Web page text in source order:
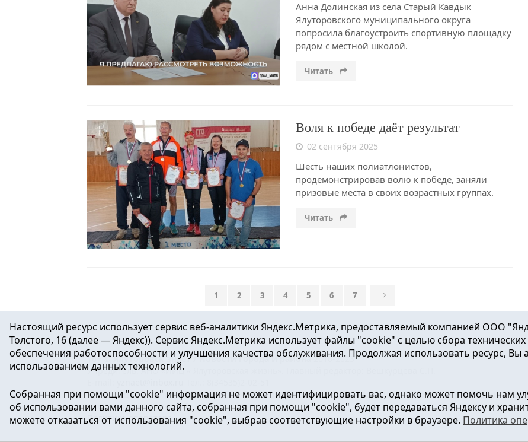
Читать
Анна Долинская из села Старый Кавдык
Ялуторовского муниципального округа
попросила благоустроить спортивную площадку
рядом с местной школой.
Читать
Читать
Воля к победе даёт результат
02 сентября 2025
Шесть наших полиатлонистов,
продемонстрировав волю к победе, заняли
призовые места в своих возрастных группах.
Читать
1 2 3 4 5 6 7
16+ ©Ялуторовск знает / Новости города и района2016-2023
Учредитель: АНО «ИИЦ « Ялуторовская жизнь». Главный редактор: Вешкурцева С.П.
Регистрационный номер ЭЛ № ФС 77-64937 от 24.02.2016г. выдан Федеральной службой по надзору в
массовых коммуникаций.
Политика оператора
Настоящий ресурс использует сервис веб-аналитики Яндекс.Метрика, предоставляемый компанией ООО
Толстого, 16 (далее — Яндекс)). Сервис Яндекс.Метрика использует файлы "cookie" с целью сбора
обеспечения работоспособности и улучшения качества обслуживания. Продолжая использовать ресурс, Вы
использованием данных технологий.
Собранная при помощи "cookie" информация не может идентифицировать вас, однако может помочь нам
об использовании вами данного сайта, собранная при помощи "cookie", будет передаваться Яндексу и
можете отказаться от использования "cookie", выбрав соответствующие настройки в браузере. Политика